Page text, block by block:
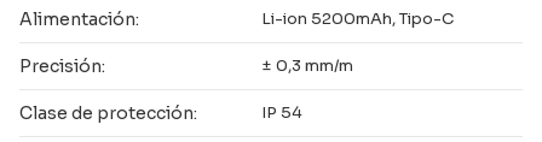
Alimentación: Li-ion 5200mAh, Tipo-C
Precisión: ± 0,3 mm/m
Clase de protección: IP 54